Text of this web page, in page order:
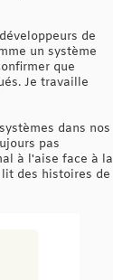
de
un système
que
Je travaille
dans nos
pas
à l'aise face à la
des histoires de